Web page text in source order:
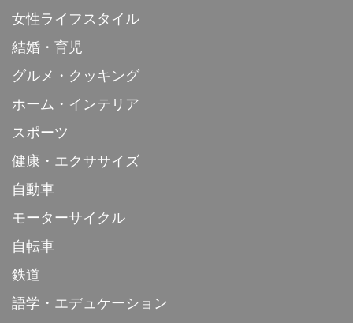
女性ライフスタイル
結婚・育児
グルメ・クッキング
ホーム・インテリア
スポーツ
健康・エクササイズ
自動車
モーターサイクル
自転車
鉄道
語学・エデュケーション